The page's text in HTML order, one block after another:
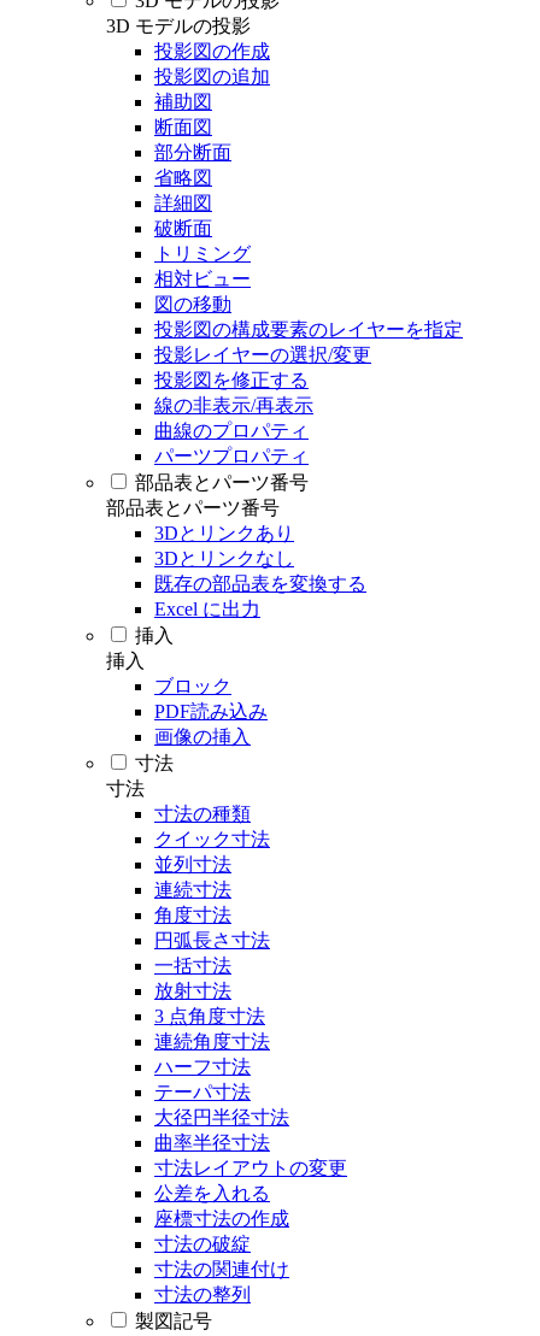
3D モデルの投影
投影図の作成
投影図の追加
補助図
断面図
部分断面
省略図
詳細図
破断面
トリミング
相対ビュー
図の移動
投影図の構成要素のレイヤーを指定
投影レイヤーの選択/変更
投影図を修正する
線の非表示/再表示
曲線のプロパティ
パーツプロパティ
部品表とパーツ番号
部品表とパーツ番号
3Dとリンクあり
3Dとリンクなし
既存の部品表を変換する
Excel に出力
挿入
挿入
ブロック
PDF読み込み
画像の挿入
寸法
寸法
寸法の種類
クイック寸法
並列寸法
連続寸法
角度寸法
円弧長さ寸法
一括寸法
放射寸法
3 点角度寸法
連続角度寸法
ハーフ寸法
テーパ寸法
大径円半径寸法
曲率半径寸法
寸法レイアウトの変更
公差を入れる
座標寸法の作成
寸法の破綻
寸法の関連付け
寸法の整列
製図記号